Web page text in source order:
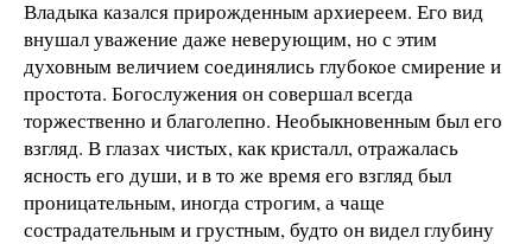
Владыка казался прирожденным архиереем. Его вид
внушал уважение даже неверующим, но с этим
духовным величием соединялись глубокое смирение и
простота. Богослужения он совершал всегда
торжественно и благолепно. Необыкновенным был его
взгляд. В глазах чистых, как кристалл, отражалась
ясность его души, и в то же время его взгляд был
проницательным, иногда строгим, а чаще
сострадательным и грустным, будто он видел глубину